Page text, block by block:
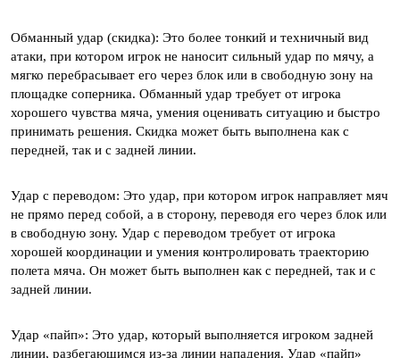
Обманный удар (скидка): Это более тонкий и техничный вид
атаки, при котором игрок не наносит сильный удар по мячу, а
мягко перебрасывает его через блок или в свободную зону на
площадке соперника. Обманный удар требует от игрока
хорошего чувства мяча, умения оценивать ситуацию и быстро
принимать решения. Скидка может быть выполнена как с
передней, так и с задней линии.
Удар с переводом: Это удар, при котором игрок направляет мяч
не прямо перед собой, а в сторону, переводя его через блок или
в свободную зону. Удар с переводом требует от игрока
хорошей координации и умения контролировать траекторию
полета мяча. Он может быть выполнен как с передней, так и с
задней линии.
Удар «пайп»: Это удар, который выполняется игроком задней
линии, разбегающимся из-за линии нападения. Удар «пайп»